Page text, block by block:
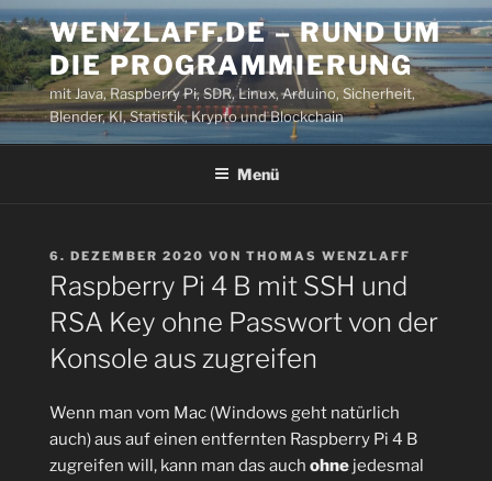
Zum
Inhalt
springen
WENZLAFF.DE – RUND UM
DIE PROGRAMMIERUNG
mit Java, Raspberry Pi, SDR, Linux, Arduino, Sicherheit,
Blender, KI, Statistik, Krypto und Blockchain
Menü
VERÖFFENTLICHT
AM
6. DEZEMBER 2020 VON THOMAS WENZLAFF
Raspberry Pi 4 B mit SSH und
RSA Key ohne Passwort von der
Konsole aus zugreifen
Wenn man vom Mac (Windows geht natürlich
auch) aus auf einen entfernten Raspberry Pi 4 B
zugreifen will, kann man das auch ohne jedesmal